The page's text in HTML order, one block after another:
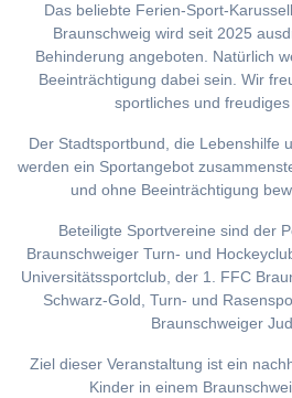
Das beliebte Ferien-Sport-
Braunschweig wird seit 2025
Behinderung angeboten. Natürlich
Beeinträchtigung dabei sein. Wir
sportliches und
Der Stadtsportbund, die Lebenshilfe
werden ein Sportangebot
und ohne Beeinträchtigung
Beteiligte Sportvereine sind der
Braunschweiger Turn- und
Universitätssportclub, der 1. FFC
Schwarz-Gold, Turn- und
Braunschweiger
Ziel dieser Veranstaltung ist ein
Kinder in einem